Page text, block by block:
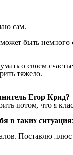
сам.
быть немного
о своем
тяжело.
Егор Крид?
потом, что я
в таких
Поставлю плюс